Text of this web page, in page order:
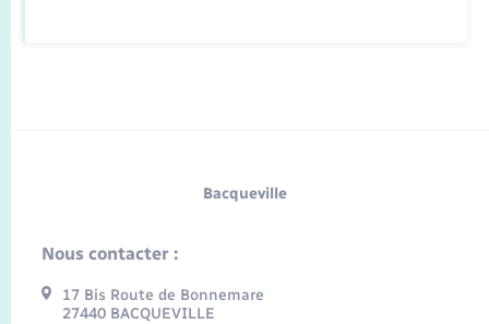
Bacqueville
Nous contacter :
17 Bis Route de Bonnemare
27440 BACQUEVILLE